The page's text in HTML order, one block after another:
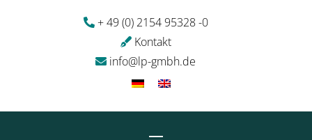
+ 49 (0) 2154 95328 -0
Kontakt
info@lp-gmbh.de